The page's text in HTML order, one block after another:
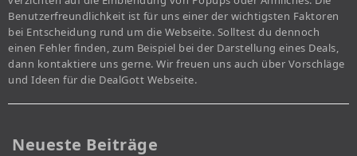
Benutzerfreundlichkeit ist für uns einer der wichtigsten Faktoren
bei Entscheidung rund um die Webseite. Solltest du dennoch
einen Fehler finden, zum Beispiel bei der Darstellung eines Deals,
dann kontaktiere uns gerne. Wir freuen uns auch über Vorschläge
und Ideen für die DealGott Webseite.
Neueste Beiträge